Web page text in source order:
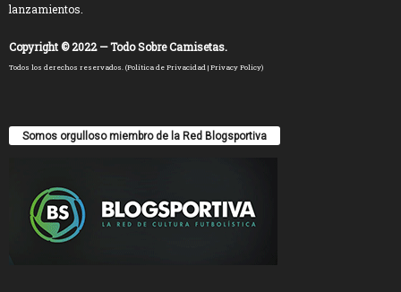
lanzamientos.
Copyright © 2022 — Todo Sobre Camisetas.
Todos los derechos reservados. (Política de Privacidad | Privacy Policy)
Somos orgulloso miembro de la Red Blogsportiva